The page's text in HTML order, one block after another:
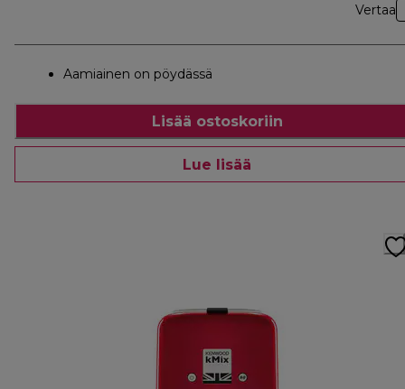
Vertaa
Aamiainen on pöydässä
Lisää ostoskoriin
Lue lisää